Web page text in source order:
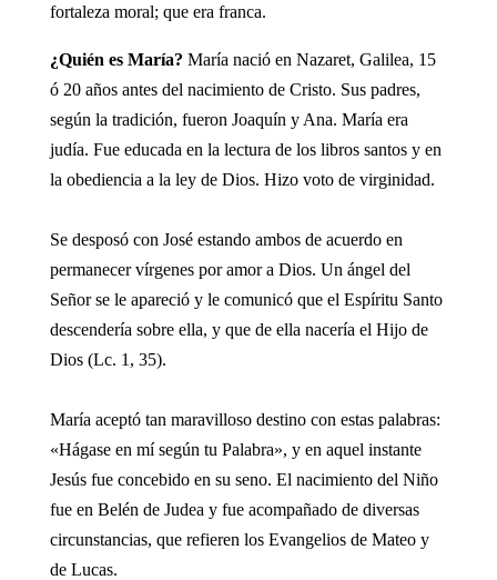
fortaleza moral; que era franca.
¿Quién es María? María nació en Nazaret, Galilea, 15
ó 20 años antes del nacimiento de Cristo. Sus padres,
según la tradición, fueron Joaquín y Ana. María era
judía. Fue educada en la lectura de los libros santos y en
la obediencia a la ley de Dios. Hizo voto de virginidad.
Se desposó con José estando ambos de acuerdo en
permanecer vírgenes por amor a Dios. Un ángel del
Señor se le apareció y le comunicó que el Espíritu Santo
descendería sobre ella, y que de ella nacería el Hijo de
Dios (Lc. 1, 35).
María aceptó tan maravilloso destino con estas palabras:
«Hágase en mí según tu Palabra», y en aquel instante
Jesús fue concebido en su seno. El nacimiento del Niño
fue en Belén de Judea y fue acompañado de diversas
circunstancias, que refieren los Evangelios de Mateo y
de Lucas.